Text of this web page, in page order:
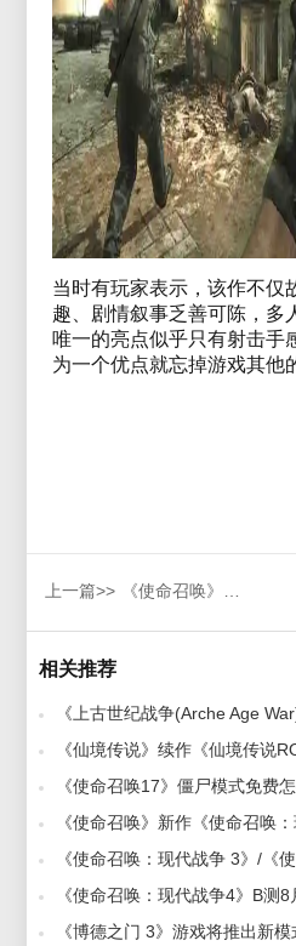
当时有玩家表示，该作不仅
趣、剧情叙事乏善可陈，多
唯一的亮点似乎只有射击手
为一个优点就忘掉游戏其他
上一篇>> 《使命召唤》新作《使命召唤：现代战争4》即将亮相，使命召唤加速器推荐
相关推荐